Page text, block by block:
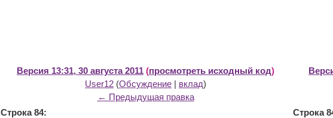
Версия 13:31, 30 августа 2011 (просмотреть исходный код)
User12 (Обсуждение | вклад)
← Предыдущая правка
Строка 84:
Строка